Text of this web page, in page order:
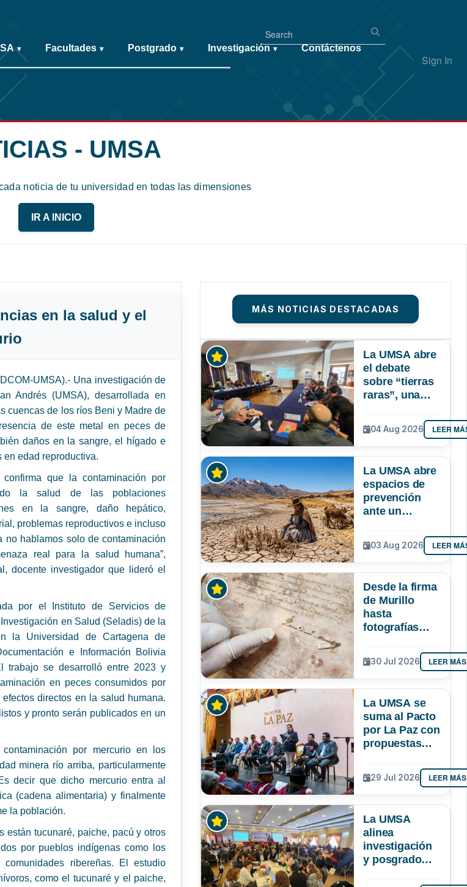
Sign In
▾ Facultades ▾ Postgrado ▾ Investigación ▾ Contáctenos
- UMSA
noticia de tu universidad en todas las dimensiones
IR A INICIO
en la salud y el
UMSA).- Una investigación de
Andrés (UMSA), desarrollada en
cuencas de los ríos Beni y Madre de
de este metal en peces de
daños en la sangre, el hígado e
en edad reproductiva.
que la contaminación por
la salud de las poblaciones
en la sangre, daño hepático,
problemas reproductivos e incluso
no hablamos solo de contaminación
real para la salud humana”,
docente investigador que lideró el
por el Instituto de Servicios de
en Salud (Seladis) de la
la Universidad de Cartagena de
e Información Bolivia
trabajo se desarrolló entre 2023 y
en peces consumidos por
directos en la salud humana.
y pronto serán publicados en un
por mercurio en los
minera río arriba, particularmente
decir que dicho mercurio entra al
(cadena alimentaria) y finalmente
la población.
están tucunaré, paiche, pacú y otros
por pueblos indígenas como los
ribereñas. El estudio
como el tucunaré y el paiche,
MÁS NOTICIAS DESTACADAS
La UMSA abre
el debate
sobre “tierras
raras”, una
mineral que
Bolivia aún no
explora ni
04 Aug 2026 LEER
La UMSA abre
espacios de
prevención
ante un
podría superar
a los tres
Bolivia
03 Aug 2026 LEER
Desde la firma
de Murillo
hasta
fotografías
resguarda 6
joyas de la
paceña
30 Jul 2026 LEER MÁS
La UMSA se
suma al Pacto
por La Paz con
propuestas
desarrollo del
departamento
29 Jul 2026 LEER MÁS
La UMSA
alinea
investigación
y posgrado